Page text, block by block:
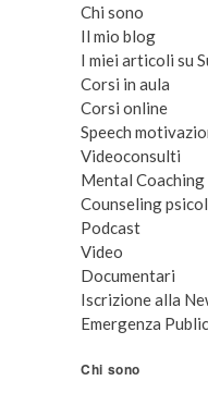
Chi sono
Il mio blog
I miei articoli su
Corsi in aula
Corsi online
Speech
Videoconsulti
Mental Coaching
Counseling
Podcast
Video
Documentari
Iscrizione alla
Emergenza
Chi sono